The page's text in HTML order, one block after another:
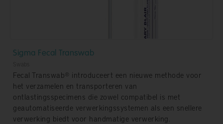
Sigma Fecal Transwab
Fecal Transwab® introduceert een nieuwe methode voor
het verzamelen en transporteren van
ontlastingsspecimens die zowel compatibel is met
geautomatiseerde verwerkingssystemen als een snellere
verwerking biedt voor handmatige verwerking.